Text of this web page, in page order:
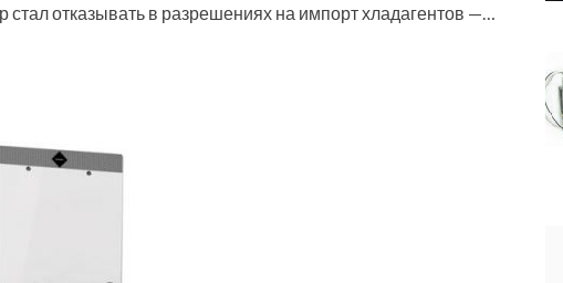
отказывать в разрешениях на импорт хладагентов —…